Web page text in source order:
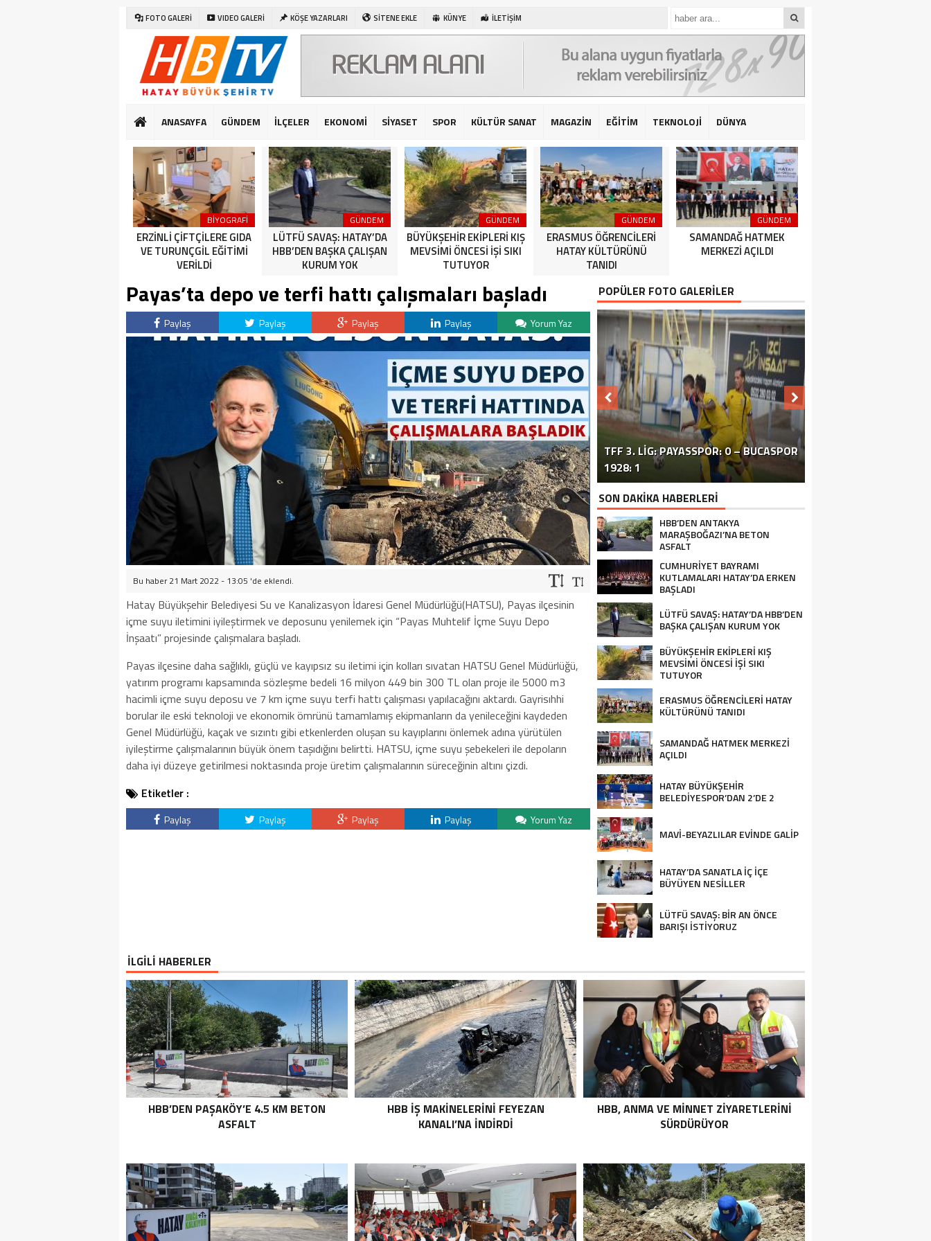
FOTO GALERİ VIDEO GALERİ KÖŞE YAZARLARI SİTENE EKLE KÜNYE İLETİŞİM
ANASAYFA GÜNDEM İLÇELER EKONOMİ SİYASET SPOR KÜLTÜR SANAT MAGAZİN EĞİTİM TEKNOLOJİ DÜNYA
SAĞLIK
BİYOGRAFİ
ERZİNLİ ÇİFTÇİLERE GIDA
VE TURUNÇGİL EĞİTİMİ
VERİLDİ
GÜNDEM
LÜTFÜ SAVAŞ: HATAY’DA
HBB’DEN BAŞKA ÇALIŞAN
KURUM YOK
GÜNDEM
BÜYÜKŞEHİR EKİPLERİ KIŞ
MEVSİMİ ÖNCESİ İŞİ SIKI
TUTUYOR
GÜNDEM
ERASMUS ÖĞRENCİLERİ
HATAY KÜLTÜRÜNÜ
TANIDI
GÜNDEM
SAMANDAĞ HATMEK
MERKEZİ AÇILDI
Payas’ta depo ve terfi hattı çalışmaları başladı
Paylaş Paylaş Paylaş Paylaş Yorum Yaz
Bu haber 21 Mart 2022 - 13:05 'de eklendi.
Hatay Büyükşehir Belediyesi Su ve Kanalizasyon İdaresi Genel Müdürlüğü(HATSU), Payas ilçesinin
içme suyu iletimini iyileştirmek ve deposunu yenilemek için “Payas Muhtelif İçme Suyu Depo
İnşaatı” projesinde çalışmalara başladı.
Payas ilçesine daha sağlıklı, güçlü ve kayıpsız su iletimi için kolları sıvatan HATSU Genel Müdürlüğü,
yatırım programı kapsamında sözleşme bedeli 16 milyon 449 bin 300 TL olan proje ile 5000 m3
hacimli içme suyu deposu ve 7 km içme suyu terfi hattı çalışması yapılacağını aktardı. Gayrisıhhi
borular ile eski teknoloji ve ekonomik ömrünü tamamlamış ekipmanların da yenileceğini kaydeden
Genel Müdürlüğü, kaçak ve sızıntı gibi etkenlerden oluşan su kayıplarını önlemek adına yürütülen
iyileştirme çalışmalarının büyük önem taşıdığını belirtti. HATSU, içme suyu şebekeleri ile depoların
daha iyi düzeye getirilmesi noktasında proje üretim çalışmalarının süreceğinin altını çizdi.
Etiketler :
Paylaş Paylaş Paylaş Paylaş Yorum Yaz
POPÜLER FOTO GALERİLER
ERZİNLİ ÇİFTÇİLERE GIDA VE
TURUNÇGİL EĞİTİMİ VERİLDİ
HATAY’DAKI ÇATIŞMA VE PATLAMA:
BÖLGEDE OPERASYON SÜRÜYOR
TFF 3. LIG: PAYASSPOR: 0 – BUCASPOR
1928: 1
SİVİL TOPLUM ÖRGÜTLERİ ORTAK
BASIN TOPLANTISI FOTOĞRAF
SON DAKİKA HABERLERİ
HBB’DEN ANTAKYA
MARAŞBOĞAZI’NA BETON
ASFALT
CUMHURİYET BAYRAMI
KUTLAMALARI HATAY’DA ERKEN
BAŞLADI
LÜTFÜ SAVAŞ: HATAY’DA HBB’DEN
BAŞKA ÇALIŞAN KURUM YOK
BÜYÜKŞEHİR EKİPLERİ KIŞ
MEVSİMİ ÖNCESİ İŞİ SIKI
TUTUYOR
ERASMUS ÖĞRENCİLERİ HATAY
KÜLTÜRÜNÜ TANIDI
SAMANDAĞ HATMEK MERKEZİ
AÇILDI
HATAY BÜYÜKŞEHİR
BELEDİYESPOR’DAN 2’DE 2
MAVİ-BEYAZLILAR EVİNDE GALİP
HATAY’DA SANATLA İÇ İÇE
BÜYÜYEN NESİLLER
LÜTFÜ SAVAŞ: BİR AN ÖNCE
BARIŞI İSTİYORUZ
İLGİLİ HABERLER
HBB’DEN PAŞAKÖY’E 4.5 KM BETON
ASFALT
HBB İŞ MAKİNELERİNİ FEYEZAN
KANALI’NA İNDİRDİ
HBB, ANMA VE MİNNET ZİYARETLERİNİ
SÜRDÜRÜYOR